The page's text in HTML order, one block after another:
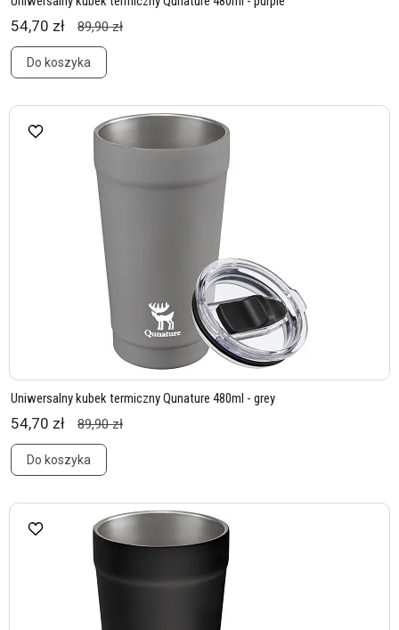
54,70 zł 89,90 zł
Do koszyka
Uniwersalny kubek termiczny Qunature 480ml - grey
54,70 zł 89,90 zł
Do koszyka